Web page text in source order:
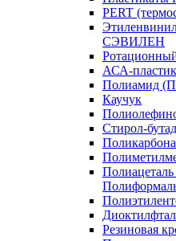
PERT
СЭВИЛЕН
АСА-
Полиамид
Каучук
Стирол-
Резиновая